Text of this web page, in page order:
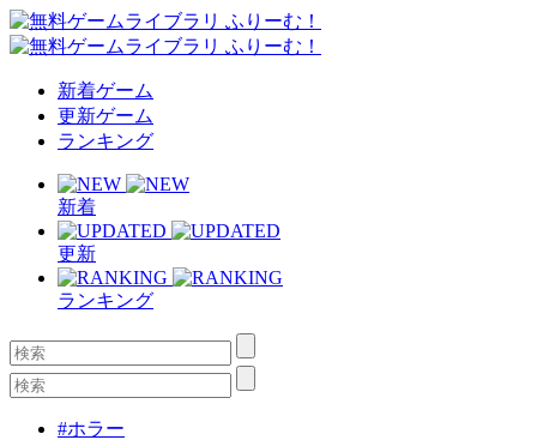
新着ゲーム
更新ゲーム
ランキング
新着
更新
ランキング
#ホラー